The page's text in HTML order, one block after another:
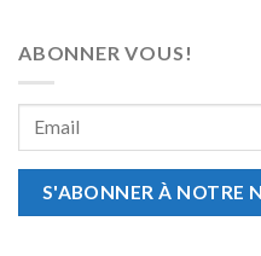
ABONNER VOUS!